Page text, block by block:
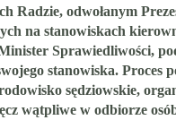
Radzie, odwołanym
na stanowiskach
Sprawiedliwości,
stanowiska. Proces
sędziowskie,
wątpliwe w odbiorze